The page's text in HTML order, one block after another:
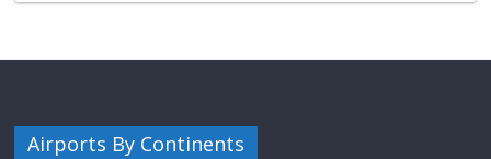
Airports By Continents